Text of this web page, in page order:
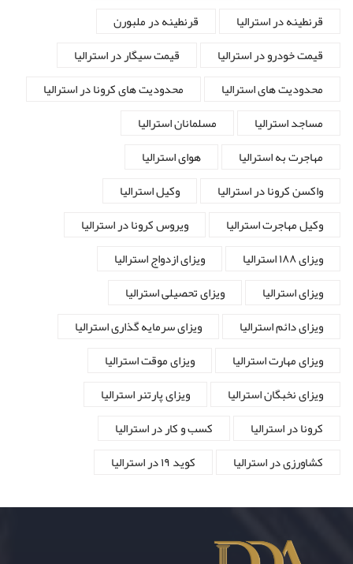
قرنطینه در استرالیا
قرنطینه در ملبورن
قیمت خودرو در استرالیا
قیمت سیگار در استرالیا
محدودیت های استرالیا
محدودیت های کرونا در استرالیا
مساجد استرالیا
مسلمانان استرالیا
مهاجرت به استرالیا
هوای استرالیا
واکسن کرونا در استرالیا
وکیل استرالیا
وکیل مهاجرت استرالیا
ویروس کرونا در استرالیا
ویزای ۱۸۸ استرالیا
ویزای ازدواج استرالیا
ویزای استرالیا
ویزای تحصیلی استرالیا
ویزای دائم استرالیا
ویزای سرمایه گذاری استرالیا
ویزای مهارت استرالیا
ویزای موقت استرالیا
ویزای نخبگان استرالیا
ویزای پارتنر استرالیا
کرونا در استرالیا
کسب و کار در استرالیا
کشاورزی در استرالیا
کوید ۱۹ در استرالیا